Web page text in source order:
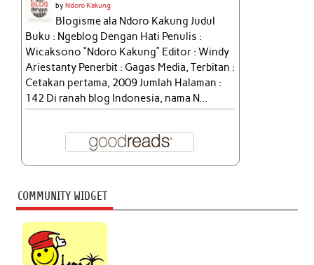
byNdoro Kakung
Blogisme ala Ndoro Kakung Judul
Buku : Ngeblog Dengan Hati Penulis :
Wicaksono “Ndoro Kakung” Editor : Windy
Ariestanty Penerbit : Gagas Media, Terbitan :
Cetakan pertama, 2009 Jumlah Halaman :
142 Di ranah blog Indonesia, nama N...
COMMUNITY WIDGET